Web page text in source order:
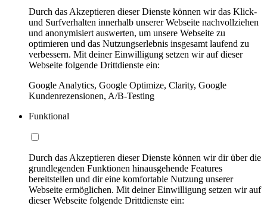
Durch das Akzeptieren dieser Dienste können wir das Klick-
und Surfverhalten innerhalb unserer Webseite nachvollziehen
und anonymisiert auswerten, um unsere Webseite zu
optimieren und das Nutzungserlebnis insgesamt laufend zu
verbessern. Mit deiner Einwilligung setzen wir auf dieser
Webseite folgende Drittdienste ein:
Google Analytics, Google Optimize, Clarity, Google
Kundenrezensionen, A/B-Testing
Funktional
Durch das Akzeptieren dieser Dienste können wir dir über die
grundlegenden Funktionen hinausgehende Features
bereitstellen und dir eine komfortable Nutzung unserer
Webseite ermöglichen. Mit deiner Einwilligung setzen wir auf
dieser Webseite folgende Drittdienste ein: